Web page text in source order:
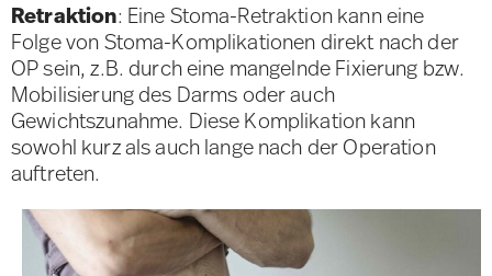
Retraktion: Eine Stoma-Retraktion kann eine
Folge von Stoma-Komplikationen direkt nach der
OP sein, z.B. durch eine mangelnde Fixierung bzw.
Mobilisierung des Darms oder auch
Gewichtszunahme. Diese Komplikation kann
sowohl kurz als auch lange nach der Operation
auftreten.